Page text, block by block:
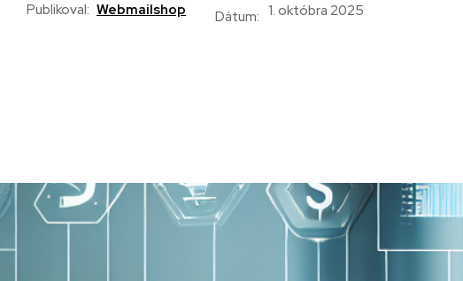
Publikoval: Webmailshop Dátum: 1. októbra 2025